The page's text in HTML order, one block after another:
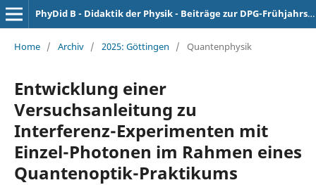
PhyDid B - Didaktik der Physik - Beiträge zur DPG-Frühjahrstagung
Home / Archiv / 2025: Göttingen / Quantenphysik
Entwicklung einer
Versuchsanleitung zu
Interferenz-Experimenten mit
Einzel-Photonen im Rahmen eines
Quantenoptik-Praktikums